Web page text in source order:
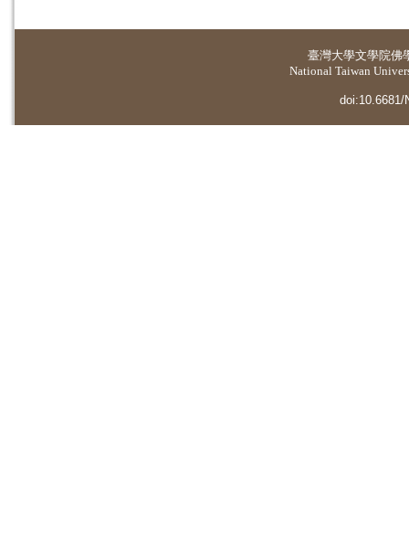
臺灣大學文學院佛
National Taiwan
doi:10.6681/